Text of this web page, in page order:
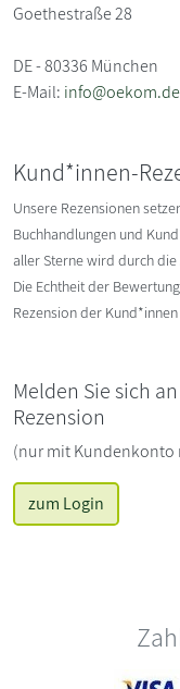
Goethestraße 28
DE - 80336 München
E-Mail: info@oekom.de
Kund*innen-
Unsere Rezensionen
Buchhandlungen und
aller Sterne wird durch die
Die Echtheit der
Rezension der
Melden Sie sich
Rezension
(nur mit Kundenkonto
zum Login